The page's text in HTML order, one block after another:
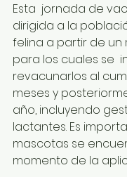
Esta  jornada de
dirigida a la
felina a partir de un
para los cuales se
revacunarlos al
meses y
año, incluyendo
lactantes. Es
mascotas se
momento de la